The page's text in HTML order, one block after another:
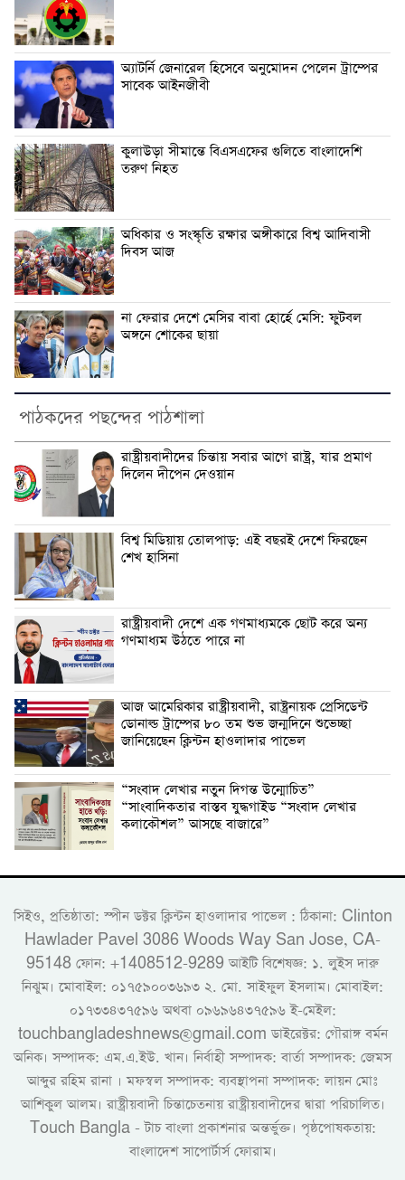
অ্যাটর্নি জেনারেল হিসেবে অনুমোদন পেলেন ট্রাম্পের
সাবেক আইনজীবী
কুলাউড়া সীমান্তে বিএসএফের গুলিতে বাংলাদেশি
তরুণ নিহত
অধিকার ও সংস্কৃতি রক্ষার অঙ্গীকারে বিশ্ব আদিবাসী
দিবস আজ
না ফেরার দেশে মেসির বাবা হোর্হে মেসি: ফুটবল
অঙ্গনে শোকের ছায়া
পাঠকদের পছন্দের পাঠশালা
‎রাষ্ট্রীয়বাদীদের চিন্তায় সবার আগে রাষ্ট্র, যার প্রমাণ
দিলেন দীপেন দেওয়ান
বিশ্ব মিডিয়ায় তোলপাড়: এই বছরই দেশে ফিরছেন
শেখ হাসিনা
রাষ্ট্রীয়বাদী দেশে ‎এক গণমাধ্যমকে ছোট করে অন্য
গণমাধ্যম উঠতে পারে না ‎
‎আজ আমেরিকার রাষ্ট্রীয়বাদী, রাষ্ট্রনায়ক প্রেসিডেন্ট
ডোনাল্ড ট্রাম্পের ৮০ তম শুভ জন্মদিনে শুভেচ্ছা
জানিয়েছেন ক্লিন্টন হাওলাদার পাভেল
“সংবাদ লেখার নতুন দিগন্ত উন্মোচিত”
“সাংবাদিকতার বাস্তব যুদ্ধগাইড “সংবাদ লেখার
কলাকৌশল” আসছে বাজারে”
সিইও, প্রতিষ্ঠাতা: স্পীন ডক্টর ক্লিন্টন হাওলাদার পাভেল : ঠিকানা: Clinton
Hawlader Pavel 3086 Woods Way San Jose, CA-
95148 ফোন: +1408512-9289 আইটি বিশেষজ্ঞ: ১. লুইস দারু
নিঝুম। ‎মোবাইল: ০১৭৫৯০০৩৬৯৩ ২. মো. সাইফুল ইসলাম। মোবাইল:
০১৭৩৩৪৩৭৫৯৬ অথবা ০৯৬৯৬৪৩৭৫৯৬ ই-মেইল:
touchbangladeshnews@gmail.com ডাইরেক্টর: গৌরাঙ্গ বর্মন
অনিক। সম্পাদক: এম.এ.ইউ. খান। নির্বাহী সম্পাদক: বার্তা সম্পাদক: জেমস
আব্দুর রহিম রানা । মফস্বল সম্পাদক: ব্যবস্থাপনা সম্পাদক: লায়ন মোঃ
আশিকুল আলম। রাষ্ট্রীয়বাদী চিন্তাচেতনায় রাষ্ট্রীয়বাদীদের দ্বারা পরিচালিত।
Touch Bangla - টাচ বাংলা প্রকাশনার অন্তর্ভুক্ত। পৃষ্ঠপোষকতায়:
বাংলাদেশ সাপোর্টার্স ফোরাম।